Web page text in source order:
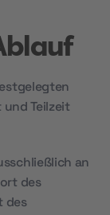
Teilzeit
an
des
des